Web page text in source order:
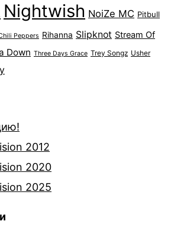
Nightwish NoiZe MC Pitbull
Peppers Rihanna Slipknot Stream Of
Down Three Days Grace Trey Songz Usher
2012
2020
2025